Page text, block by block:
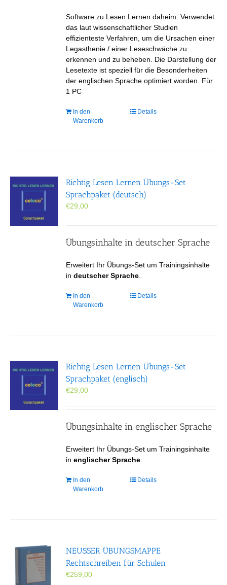
Software zu Lesen Lernen daheim. Verwendet
das laut wissenschaftlicher Studien
effizienteste Verfahren, um die Ursachen einer
Legasthenie / einer Leseschwäche zu
erkennen und zu beheben. Die Darstellung der
Lesetexte ist speziell für die Besonderheiten
der englischen Sprache optimiert worden. Für
1 PC
In den
Warenkorb
Details
Richtig Lesen Lernen Übungs-Set
Sprachpaket (deutsch)
€29,00
Übungsinhalte in deutscher Sprache
Erweitert Ihr Übungs-Set um Trainingsinhalte
indeutscher Sprache
In den
Warenkorb
Details
Richtig Lesen Lernen Übungs-Set
Sprachpaket (englisch)
€29,00
Übungsinhalte in englischer Sprache
Erweitert Ihr Übungs-Set um Trainingsinhalte
inenglischer Sprache
In den
Warenkorb
Details
NEUSSER ÜBUNGS­MAPPE
Rechtschreiben für Schulen
€259,00